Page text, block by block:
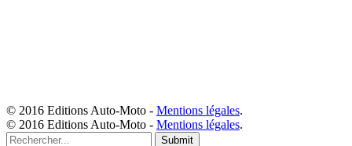
© 2016 Editions Auto-Moto - Mentions légales.
© 2016 Editions Auto-Moto - Mentions légales.
Submit